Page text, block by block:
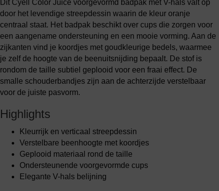
Dit Cyell Color Juice voorgevormd badpak met V-hals valt op
door het levendige streepdessin waarin de kleur oranje
centraal staat. Het badpak beschikt over cups die zorgen voor
een aangename ondersteuning en een mooie vorming. Aan de
zijkanten vind je koordjes met goudkleurige bedels, waarmee
je zelf de hoogte van de beenuitsnijding bepaalt. De stof is
rondom de taille subtiel geplooid voor een fraai effect. De
smalle schouderbandjes zijn aan de achterzijde verstelbaar
voor de juiste pasvorm.
Highlights
Kleurrijk en verticaal streepdessin
Verstelbare beenhoogte met koordjes
Geplooid materiaal rond de taille
Ondersteunende voorgevormde cups
Elegante V-hals belijning